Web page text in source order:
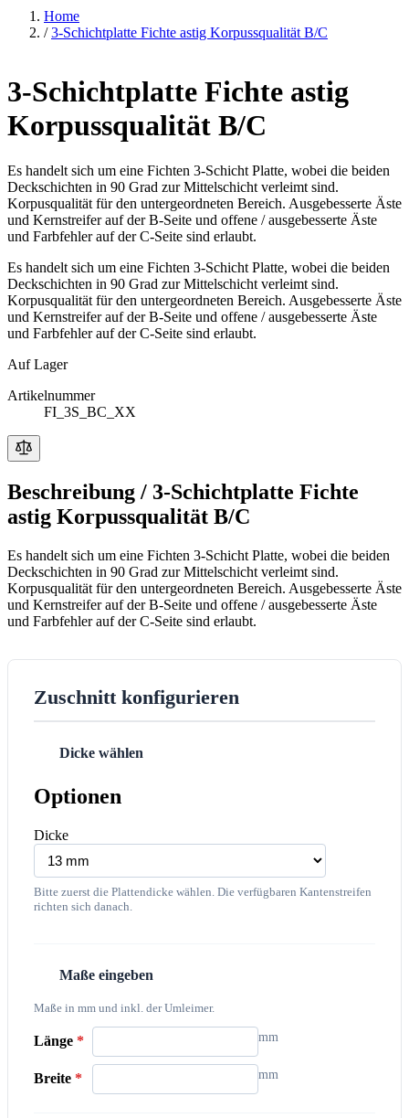
Home
/ 3-Schichtplatte Fichte astig Korpussqualität B/C
3-Schichtplatte Fichte astig
Korpussqualität B/C
Es handelt sich um eine Fichten 3-Schicht Platte, wobei die beiden
Deckschichten in 90 Grad zur Mittelschicht verleimt sind.
Korpusqualität für den untergeordneten Bereich. Ausgebesserte Äste
und Kernstreifer auf der B-Seite und offene / ausgebesserte Äste
und Farbfehler auf der C-Seite sind erlaubt.
Es handelt sich um eine Fichten 3-Schicht Platte, wobei die beiden
Deckschichten in 90 Grad zur Mittelschicht verleimt sind.
Korpusqualität für den untergeordneten Bereich. Ausgebesserte Äste
und Kernstreifer auf der B-Seite und offene / ausgebesserte Äste
und Farbfehler auf der C-Seite sind erlaubt.
Auf Lager
Artikelnummer
FI_3S_BC_XX
Beschreibung / 3-Schichtplatte Fichte
astig Korpussqualität B/C
Es handelt sich um eine Fichten 3-Schicht Platte, wobei die beiden
Deckschichten in 90 Grad zur Mittelschicht verleimt sind.
Korpusqualität für den untergeordneten Bereich. Ausgebesserte Äste
und Kernstreifer auf der B-Seite und offene / ausgebesserte Äste
und Farbfehler auf der C-Seite sind erlaubt.
Zuschnitt konfigurieren
Dicke wählen
Optionen
Dicke
Bitte zuerst die Plattendicke wählen. Die verfügbaren Kantenstreifen
richten sich danach.
Maße eingeben
Maße in mm und inkl. der Umleimer.
Länge * mm
Breite * mm